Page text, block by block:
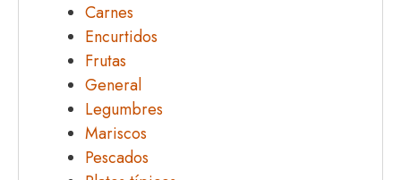
Carnes
Encurtidos
Frutas
General
Legumbres
Mariscos
Pescados